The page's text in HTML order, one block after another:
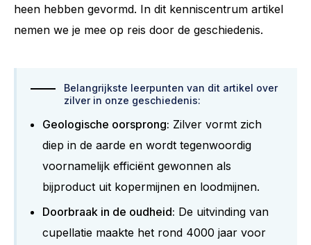
heen hebben gevormd. In dit kenniscentrum artikel
nemen we je mee op reis door de geschiedenis.
Belangrijkste leerpunten van dit artikel over
zilver in onze geschiedenis:
Geologische oorsprong: Zilver vormt zich
diep in de aarde en wordt tegenwoordig
voornamelijk efficiënt gewonnen als
bijproduct uit kopermijnen en loodmijnen.
Doorbraak in de oudheid: De uitvinding van
cupellatie maakte het rond 4000 jaar voor